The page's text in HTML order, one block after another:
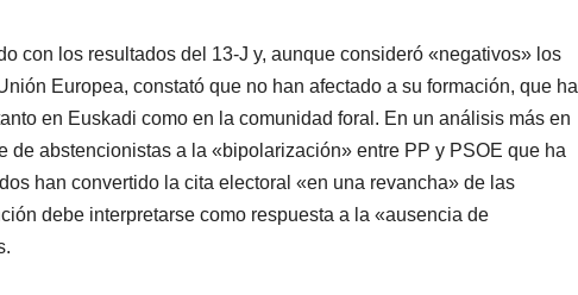
con los resultados del 13-J y, aunque consideró «negativos» los
Europea, constató que no han afectado a su formación, que ha
en Euskadi como en la comunidad foral. En un análisis más en
abstencionistas a la «bipolarización» entre PP y PSOE que ha
han convertido la cita electoral «en una revancha» de las
debe interpretarse como respuesta a la «ausencia de